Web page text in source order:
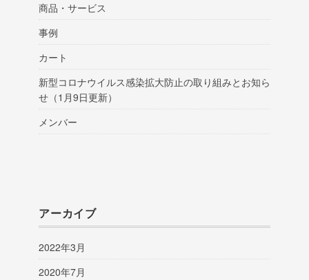
商品・サービス
事例
カート
新型コロナウイルス感染拡大防止の取り組みとお知ら
せ（1月9日更新）
メンバー
アーカイブ
2022年3月
2020年7月